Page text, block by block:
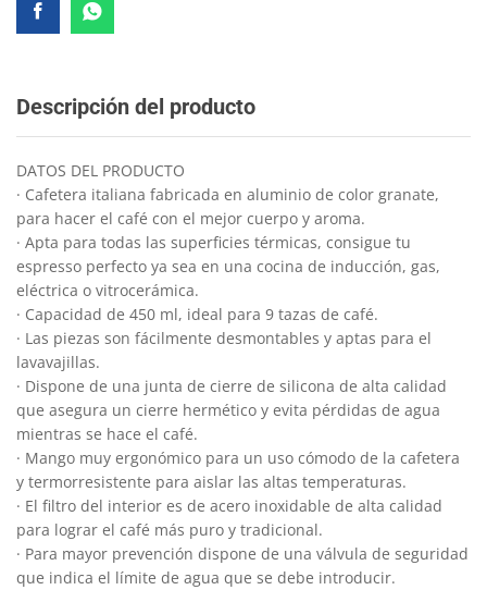
Descripción del producto
DATOS DEL PRODUCTO
· Cafetera italiana fabricada en aluminio de color granate,
para hacer el café con el mejor cuerpo y aroma.
· Apta para todas las superficies térmicas, consigue tu
espresso perfecto ya sea en una cocina de inducción, gas,
eléctrica o vitrocerámica.
· Capacidad de 450 ml, ideal para 9 tazas de café.
· Las piezas son fácilmente desmontables y aptas para el
lavavajillas.
· Dispone de una junta de cierre de silicona de alta calidad
que asegura un cierre hermético y evita pérdidas de agua
mientras se hace el café.
· Mango muy ergonómico para un uso cómodo de la cafetera
y termorresistente para aislar las altas temperaturas.
· El filtro del interior es de acero inoxidable de alta calidad
para lograr el café más puro y tradicional.
· Para mayor prevención dispone de una válvula de seguridad
que indica el límite de agua que se debe introducir.